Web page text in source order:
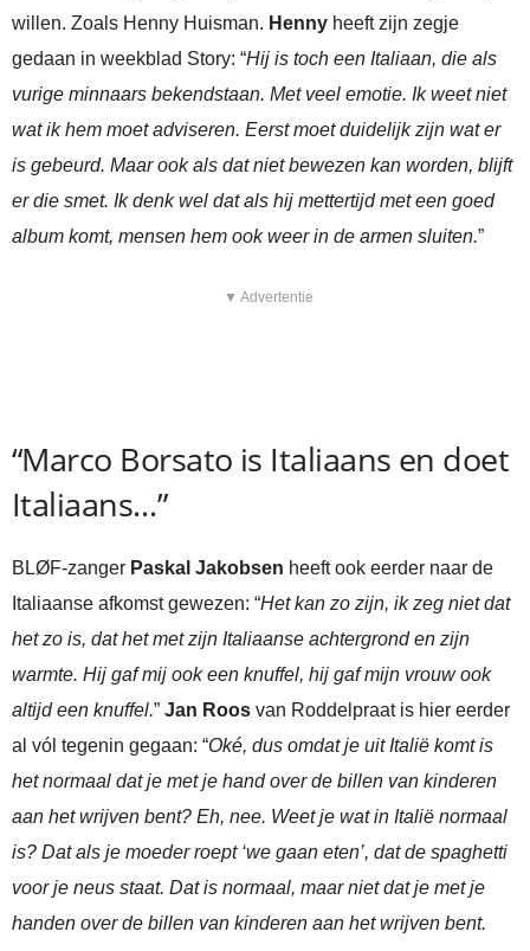
willen. Zoals Henny Huisman. Henny heeft zijn zegje
gedaan in weekblad Story: “Hij is toch een Italiaan, die als
vurige minnaars bekendstaan. Met veel emotie. Ik weet niet
wat ik hem moet adviseren. Eerst moet duidelijk zijn wat er
is gebeurd. Maar ook als dat niet bewezen kan worden, blijft
er die smet. Ik denk wel dat als hij mettertijd met een goed
album komt, mensen hem ook weer in de armen sluiten.”
▼ Advertentie
“Marco Borsato is Italiaans en doet
Italiaans…”
BLØF-zanger Paskal Jakobsen heeft ook eerder naar de
Italiaanse afkomst gewezen: “Het kan zo zijn, ik zeg niet dat
het zo is, dat het met zijn Italiaanse achtergrond en zijn
warmte. Hij gaf mij ook een knuffel, hij gaf mijn vrouw ook
altijd een knuffel.” Jan Roos van Roddelpraat is hier eerder
al vól tegenin gegaan: “Oké, dus omdat je uit Italië komt is
het normaal dat je met je hand over de billen van kinderen
aan het wrijven bent? Eh, nee. Weet je wat in Italië normaal
is? Dat als je moeder roept ‘we gaan eten’, dat de spaghetti
voor je neus staat. Dat is normaal, maar niet dat je met je
handen over de billen van kinderen aan het wrijven bent.